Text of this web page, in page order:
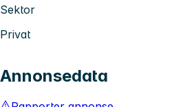
Sektor
Privat
Annonsedata